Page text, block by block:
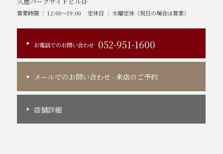
営業時間 ： 12:00～19:00 定休日 ： 水曜定休（祝日の場合は営業）
お電話でのお問い合わせ 052-951-1600
メールでのお問い合わせ ・来店のご予約
店舗詳細